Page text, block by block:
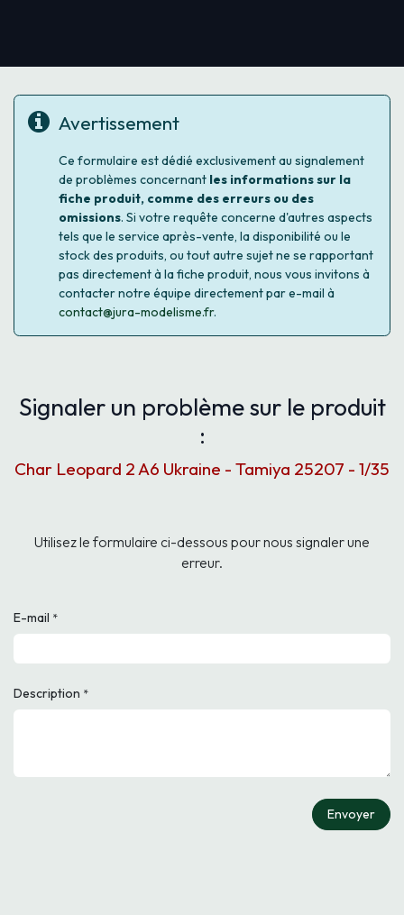
Avertissement
Ce formulaire est dédié exclusivement au signalement
de problèmes concernant les informations sur la
fiche produit, comme des erreurs ou des
omissions. Si votre requête concerne d'autres aspects
tels que le service après-vente, la disponibilité ou le
stock des produits, ou tout autre sujet ne se rapportant
pas directement à la fiche produit, nous vous invitons à
contacter notre équipe directement par e-mail à
contact@jura-modelisme.fr.
Signaler un problème sur le produit
:
Char Leopard 2 A6 Ukraine - Tamiya 25207 - 1/35
Utilisez le formulaire ci-dessous pour nous signaler une
erreur.
E-mail *
Description *
Envoyer